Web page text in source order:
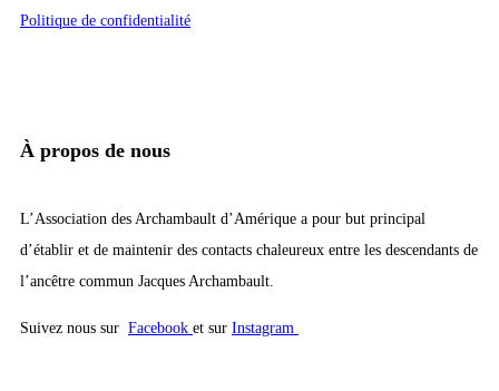
Politique de confidentialité
À propos de nous
L’Association des Archambault d’Amérique a pour but principal
d’établir et de maintenir des contacts chaleureux entre les descendants de
l’ancêtre commun Jacques Archambault.
Suivez nous sur Facebook et sur Instagram